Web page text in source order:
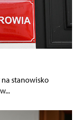
stanowisko